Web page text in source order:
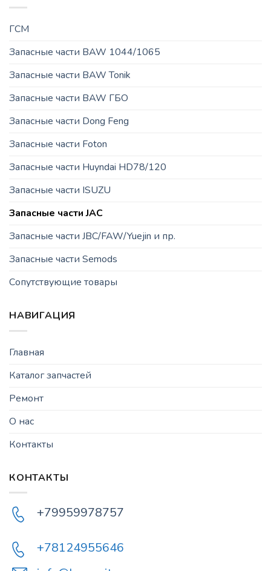
ГСМ
Запасные части BAW 1044/1065
Запасные части BAW Tonik
Запасные части BAW ГБО
Запасные части Dong Feng
Запасные части Foton
Запасные части Huyndai HD78/120
Запасные части ISUZU
Запасные части JAC
Запасные части JBC/FAW/Yuejin и пр.
Запасные части Semods
Сопутствующие товары
НАВИГАЦИЯ
Главная
Каталог запчастей
Ремонт
О нас
Контакты
КОНТАКТЫ
+79959978757
+78124955646